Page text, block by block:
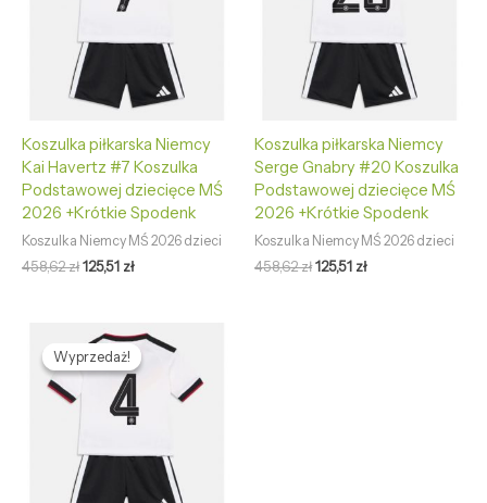
Koszulka piłkarska Niemcy
Kai Havertz #7 Koszulka
Podstawowej dziecięce MŚ
2026 +Krótkie Spodenk
Koszulka Niemcy MŚ 2026 dzieci
458,62zł125,51 zł
Koszulka piłkarska Niemcy
Serge Gnabry #20 Koszulka
Podstawowej dziecięce MŚ
2026 +Krótkie Spodenk
Koszulka Niemcy MŚ 2026 dzieci
458,62zł125,51 zł
Wyprzedaż!
Wyprzedaż!
Pierwotna
cena
wynosiła:
458,62 zł.
Aktualna
cena
wynosi: